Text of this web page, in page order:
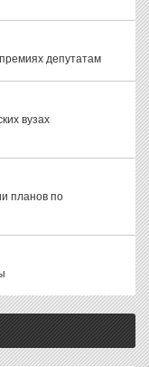
депутатам
вузах
планов по